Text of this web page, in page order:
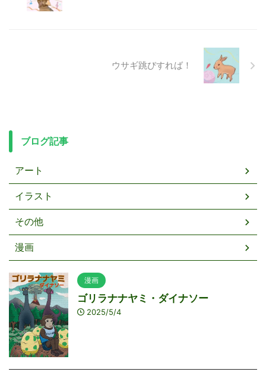
ウサギ跳びすれば！
ブログ記事
アート
イラスト
その他
漫画
漫画
ゴリラナナヤミ・ダイナソー
2025/5/4